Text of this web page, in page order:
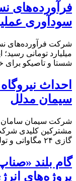
فرآورده‌های
سودآوری
میلیارد تومانی
شستا و تاصیکو برای
سیمان مدلل
شرکت سیمان سامان
مشترکین کلیدی
گازی ۲۴ مگاواتی و تولید میانگین ۱۸ مگاوات برق، گامی
گام بلند
پروژه‌های